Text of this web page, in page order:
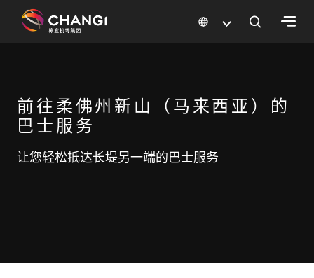
有
樟
宜
网
言:
前往柔佛州新山（马来西亚）的
巴士服务
让您轻松抵达长堤另一端的巴士服务